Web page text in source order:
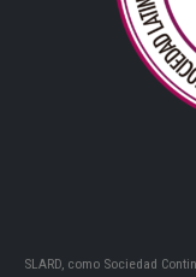
SLARD, como Sociedad